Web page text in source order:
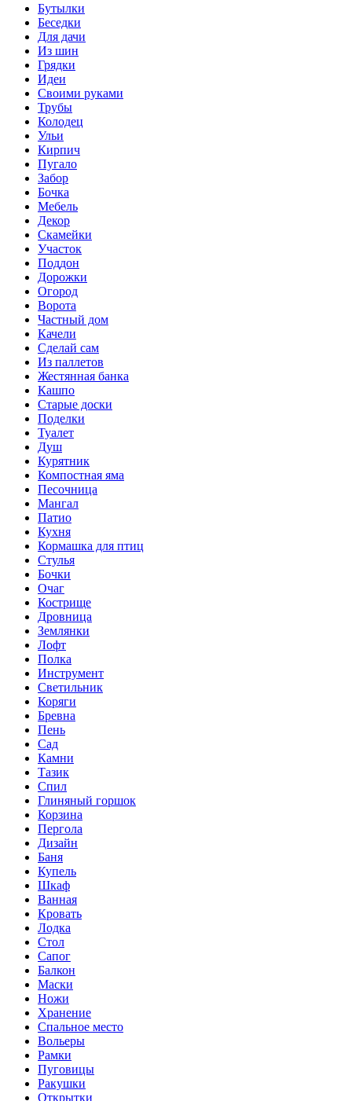
Бутылки
Беседки
Для дачи
Из шин
Грядки
Идеи
Своими руками
Трубы
Колодец
Ульи
Кирпич
Пугало
Забор
Бочка
Мебель
Декор
Скамейки
Участок
Поддон
Дорожки
Огород
Ворота
Частный дом
Качели
Сделай сам
Из паллетов
Жестянная банка
Кашпо
Старые доски
Поделки
Туалет
Душ
Курятник
Компостная яма
Песочница
Мангал
Патио
Кухня
Кормашка для птиц
Стулья
Бочки
Очаг
Кострище
Дровница
Землянки
Лофт
Полка
Инструмент
Светильник
Коряги
Бревна
Пень
Сад
Камни
Тазик
Спил
Глиняный горшок
Корзина
Пергола
Дизайн
Баня
Купель
Шкаф
Ванная
Кровать
Лодка
Стол
Сапог
Балкон
Маски
Ножи
Хранение
Спальное место
Вольеры
Рамки
Пуговицы
Ракушки
Открытки